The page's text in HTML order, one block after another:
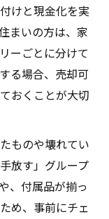
けと現金化を実
まいの方は、家
ーごとに分けて
る場合、売却可
おくことが大切
ものや壊れてい
放す」グループ
、付属品が揃っ
め、事前にチェ